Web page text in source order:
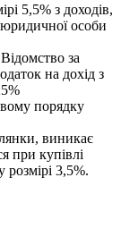
5,5% з доходів,
особи
за
на дохід з
порядку
виникає
при купівлі
розмірі 3,5%.